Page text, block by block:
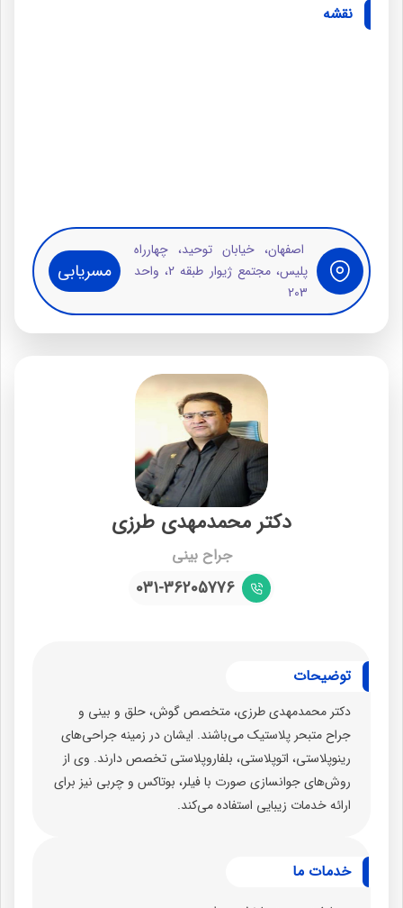
نقشه
اصفهان، خیابان توحید، چهارراه
پلیس، مجتمع ژیوار طبقه 2، واحد
203
مسریابی
دکتر محمدمهدی طرزی
جراح بینی
031-36205776
توضیحات
دکتر محمدمهدی طرزی، متخصص گوش، حلق و بینی و
جراح متبحر پلاستیک می‌باشند. ایشان در زمینه جراحی‌های
رینوپلاستی، اتوپلاستی، بلفاروپلاستی تخصص دارند. وی از
روش‌های جوانسازی صورت با فیلر، بوتاکس و چربی نیز برای
ارائه خدمات زیبایی استفاده می‌کند.
خدمات ما